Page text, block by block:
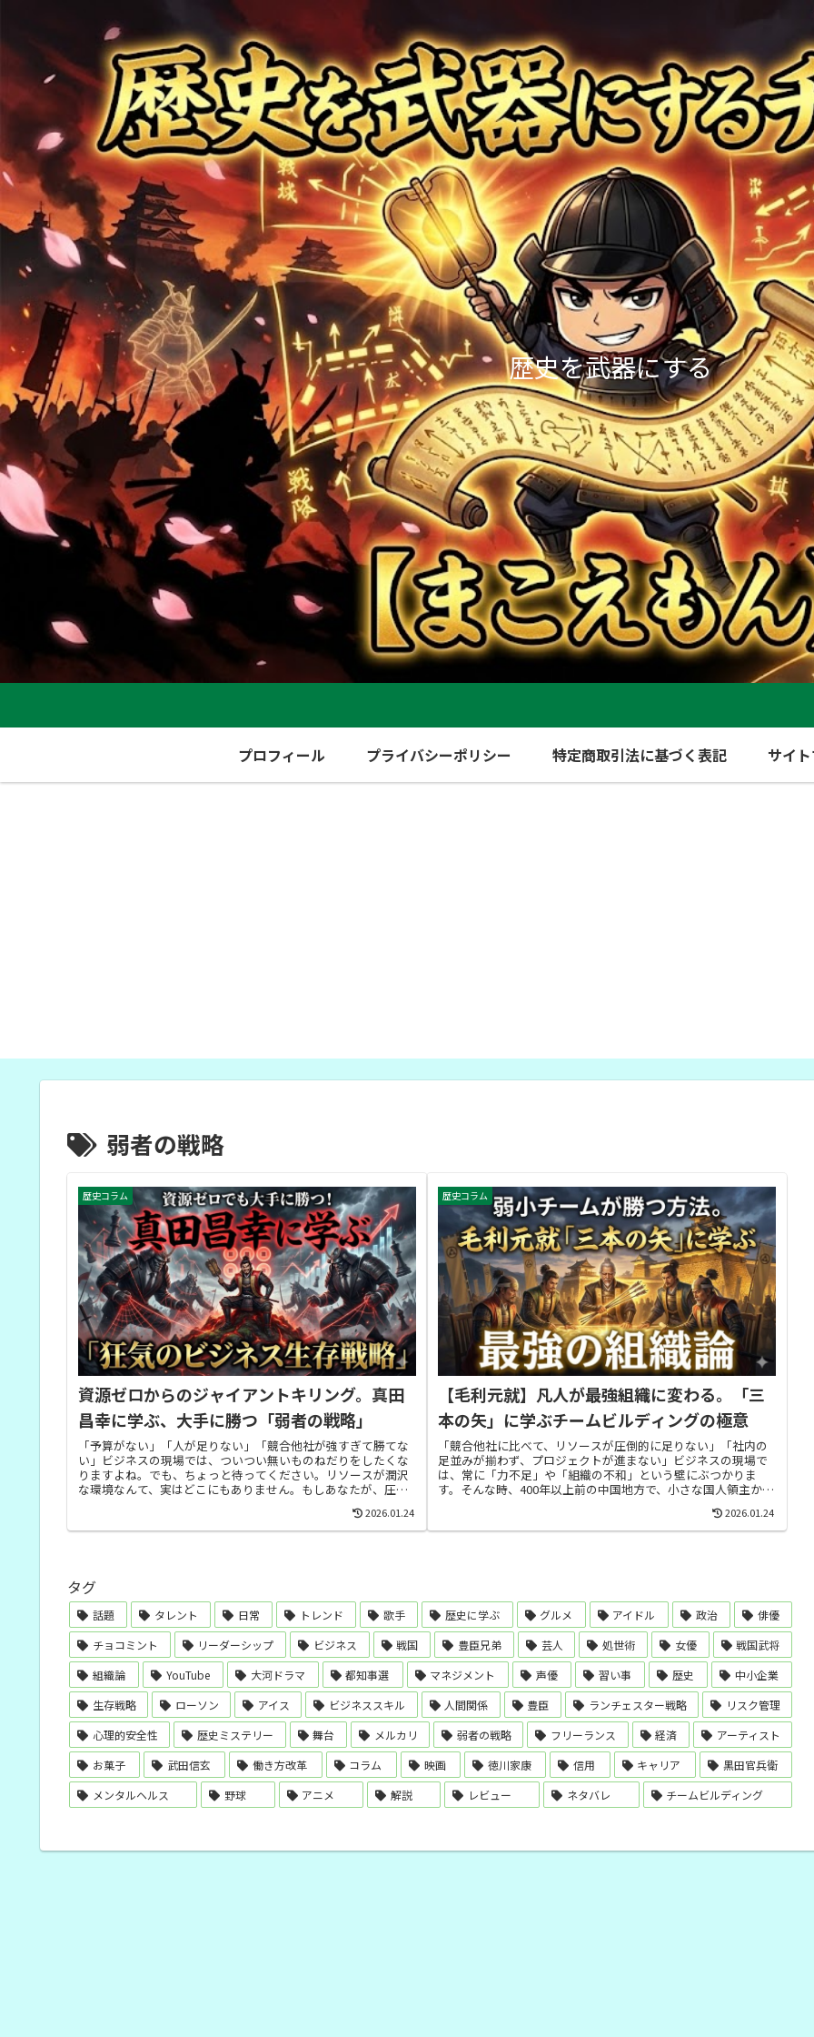
歴史を武器にする
プロフィール プライバシーポリシー 特定商取引法に基づく表記 サイ
弱者の戦略
歴史コラム
資源ゼロからのジャイアントキリング。真田
昌幸に学ぶ、大手に勝つ「弱者の戦略」
「予算がない」「人が足りない」「競合他社が強すぎて勝てな
い」ビジネスの現場では、ついつい無いものねだりをしたくな
りますよね。でも、ちょっと待ってください。リソースが潤沢
な環境なんて、実はどこにもありません。もしあなたが、圧倒
2026.01.24
歴史コラム
【毛利元就】凡人が最強組織に変わる。「三
本の矢」に学ぶチームビルディングの極意
「競合他社に比べて、リソースが圧倒的に足りない」「社内の
足並みが揃わず、プロジェクトが進まない」ビジネスの現場で
は、常に「力不足」や「組織の不和」という壁にぶつかりま
す。そんな時、400年以上前の中国地方で、小さな国人領主から
2026.01.24
タグ
話題 タレント 日常 トレンド 歌手 歴史に学ぶ グルメ アイドル 政治
俳優
チョコミント
リーダーシップ ビジネス 戦国 豊臣兄弟 芸人 処世術 女優
戦国武将
組織論
YouTube 大河ドラマ 都知事選 マネジメント 声優 習い事 歴史
中小企業
生存戦略
ローソン アイス ビジネススキル 人間関係 豊臣 ランチェスター戦略
リスク管理
心理的安全性
歴史ミステリー 舞台 メルカリ 弱者の戦略 フリーランス 経済
アーティスト
お菓子
武田信玄 働き方改革 コラム 映画 徳川家康 信用 キャリア
黒田官兵衛
メンタルヘルス
野球 アニメ 解説 レビュー ネタバレ チームビルディング